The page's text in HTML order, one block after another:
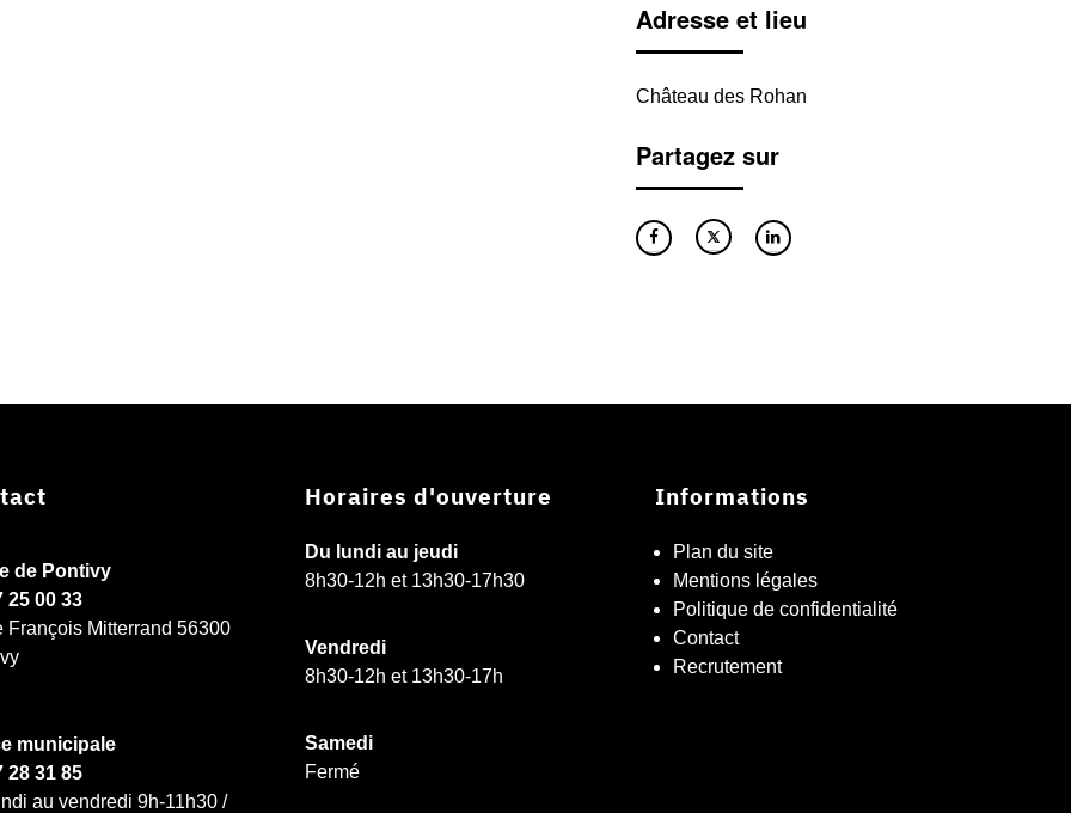
Adresse et lieu
Château des Rohan
Partagez sur
de Pontivy
25 00 33
François Mitterrand 56300
municipale
28 31 85
au vendredi 9h-11h30 /
Horaires d'ouverture
Du lundi au jeudi
8h30-12h et 13h30-17h30
Vendredi
8h30-12h et 13h30-17h
Samedi
Fermé
Informations
Plan du site
Mentions légales
Politique de confidentialité
Contact
Recrutement